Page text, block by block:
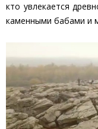
кто увлекается
каменными бабами и